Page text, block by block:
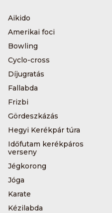
Aikido
Amerikai foci
Bowling
Cyclo-cross
Díjugratás
Fallabda
Frizbi
Gördeszkázás
Hegyi Kerékpár túra
Időfutam kerékpáros
verseny
Jégkorong
Jóga
Karate
Kézilabda